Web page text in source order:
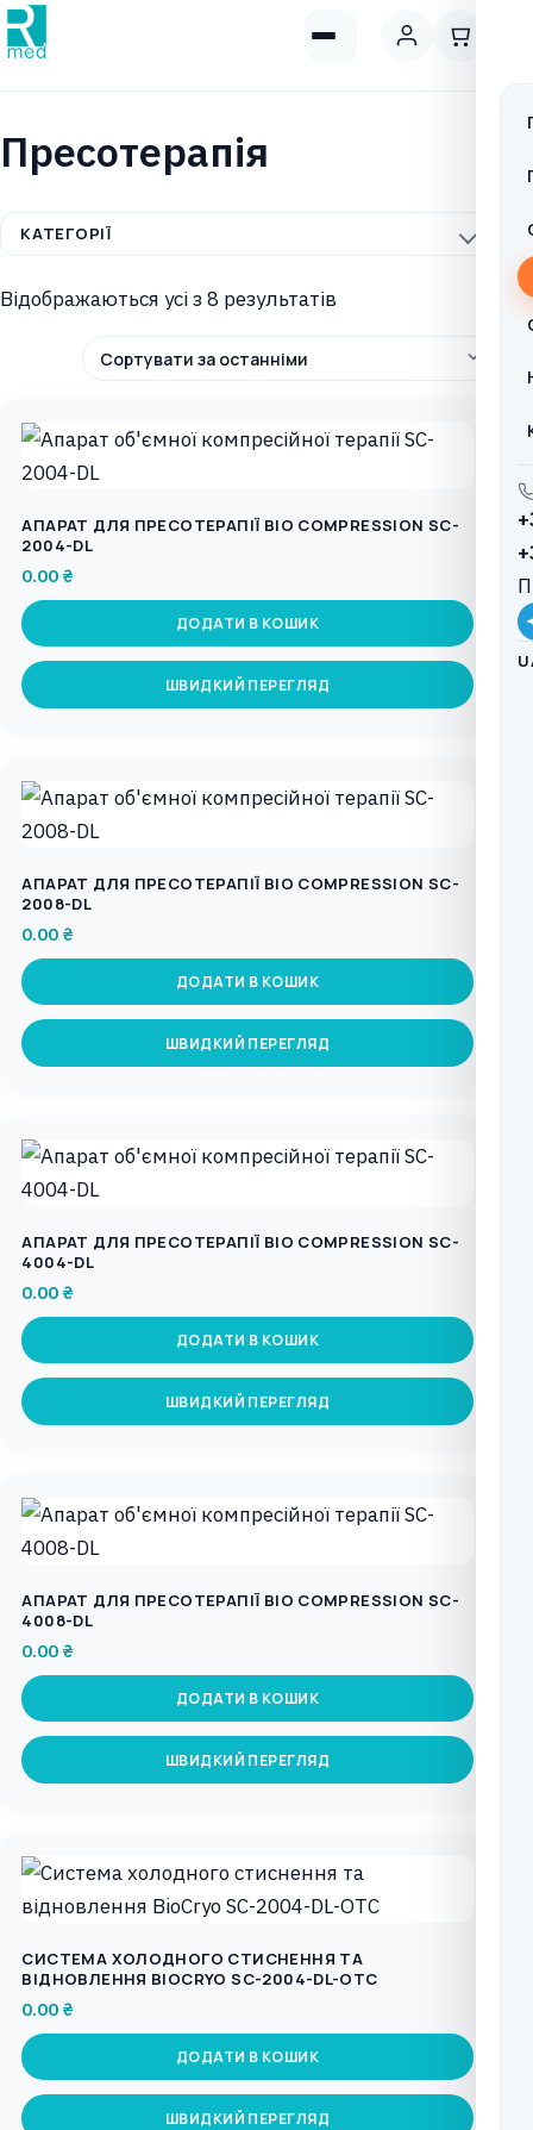
Пресотерапія
КАТЕГОРІЇ
Відображаються усі з 8 результатівSorted
АПАРАТ ДЛЯ ПРЕСОТЕРАПІЇ BIO COMPRESSION SC-
2004-DL
0.00 ₴
ДОДАТИ В КОШИК
ШВИДКИЙ ПЕРЕГЛЯД
АПАРАТ ДЛЯ ПРЕСОТЕРАПІЇ BIO COMPRESSION SC-
2008-DL
0.00 ₴
ДОДАТИ В КОШИК
ШВИДКИЙ ПЕРЕГЛЯД
АПАРАТ ДЛЯ ПРЕСОТЕРАПІЇ BIO COMPRESSION SC-
4004-DL
0.00 ₴
ДОДАТИ В КОШИК
ШВИДКИЙ ПЕРЕГЛЯД
АПАРАТ ДЛЯ ПРЕСОТЕРАПІЇ BIO COMPRESSION SC-
4008-DL
0.00 ₴
ДОДАТИ В КОШИК
ШВИДКИЙ ПЕРЕГЛЯД
СИСТЕМА ХОЛОДНОГО СТИСНЕННЯ ТА
ВІДНОВЛЕННЯ BIOCRYO SC-2004-DL-OTC
0.00 ₴
ДОДАТИ В КОШИК
ШВИДКИЙ ПЕРЕГЛЯД